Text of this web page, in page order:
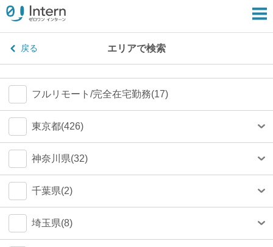
戻る エリアで検索
フルリモート/完全在宅勤務(17)
東京都(426)
港区(80)
渋谷区(77)
新宿区(67)
神奈川県(32)
横浜市(24)
川崎市(4)
千葉県(2)
船橋市(0)
埼玉県(8)